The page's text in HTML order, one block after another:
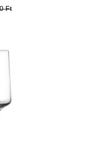
Ft